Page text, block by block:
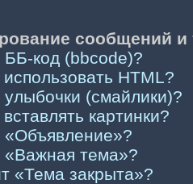
сообщений
ББ-код (bbcode)?
HTML?
улыбочки (смайлики)?
картинки?
«Объявление»?
«Важная тема»?
«Тема закрыта»?